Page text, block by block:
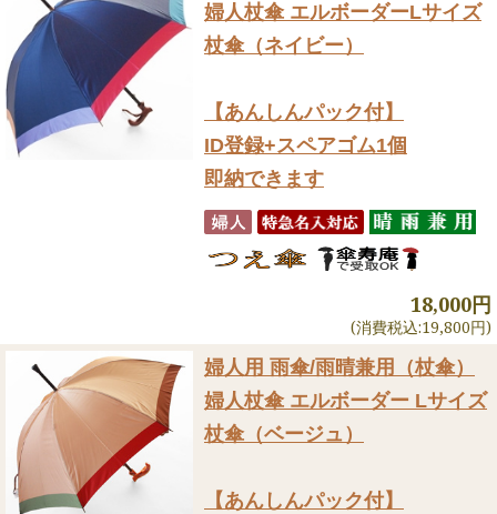
婦人杖傘 エルボーダーLサイズ
杖傘（ネイビー）
【あんしんパック付】
ID登録+スペアゴム1個
即納できます
18,000円
(消費税込:19,800円)
婦人用 雨傘/雨晴兼用（杖傘）
婦人杖傘 エルボーダー Lサイズ
杖傘（ベージュ）
【あんしんパック付】